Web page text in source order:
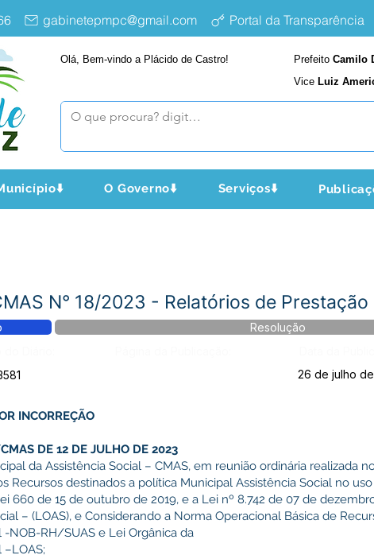
gabinetepmpc@gmail.com Portal da Transparência
Olá, Bem-vindo a Plácido de Castro! Prefeito Camilo
Vice Luiz
O Governo⬇️ Serviços⬇️
N° 18/2023 - Relatórios de
Resolução
26 de julho
INCORREÇÃO
DE 12 DE JULHO DE 2023
da Assistência Social – CMAS, em reunião ordinária realizada
Recursos destinados a política Municipal Assistência Social no
660 de 15 de outubro de 2019, e a Lei nº 8.742 de 07 de
– (LOAS), e Considerando a Norma Operacional Básica de
-NOB-RH/SUAS e Lei Orgânica da
–LOAS;